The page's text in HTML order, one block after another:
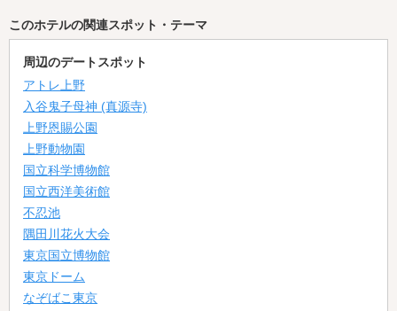
このホテルの関連スポット・テーマ
周辺のデートスポット
アトレ上野
入谷鬼子母神 (真源寺)
上野恩賜公園
上野動物園
国立科学博物館
国立西洋美術館
不忍池
隅田川花火大会
東京国立博物館
東京ドーム
なぞばこ東京